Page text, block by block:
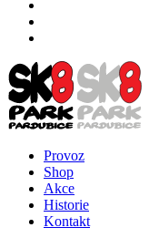
Provoz
Shop
Akce
Historie
Kontakt